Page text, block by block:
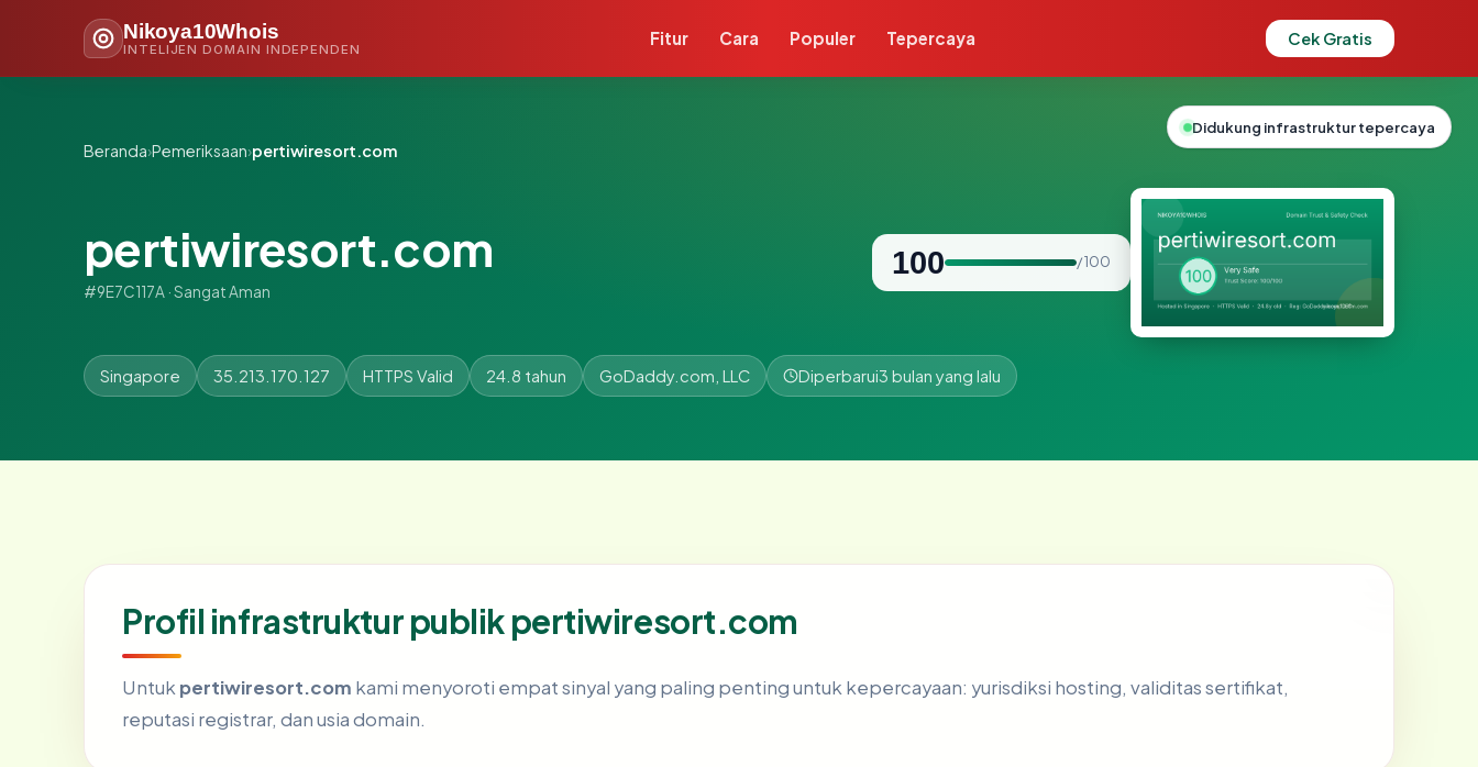
Nikoya10Whois
INTELIJEN DOMAIN INDEPENDEN
Fitur Cara Populer Tepercaya Cek Gratis
Beranda›Pemeriksaan›pertiwiresort.com
pertiwiresort.com
#9E7C117A · Sangat Aman
100 / 100
Singapore 35.213.170.127 HTTPS Valid 24.8 tahun GoDaddy.com, LLC Diperbarui3 bulan yang lalu
Profil infrastruktur publik pertiwiresort.com
Untuk pertiwiresort.com kami menyoroti empat sinyal yang paling penting untuk kepercayaan: yurisdiksi hosting, validitas sertifikat,
reputasi registrar, dan usia domain.
Didukung infrastruktur tepercaya